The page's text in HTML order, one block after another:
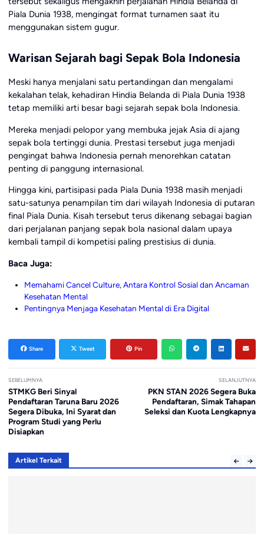
Piala Dunia 1938, mengingat format turnamen saat itu
menggunakan sistem gugur.
Warisan Sejarah bagi Sepak Bola Indonesia
Meski hanya menjalani satu pertandingan dan mengalami
kekalahan telak, kehadiran Hindia Belanda di Piala Dunia 1938
tetap memiliki arti besar bagi sejarah sepak bola Indonesia.
Mereka menjadi pelopor yang membuka jejak Asia di ajang
sepak bola tertinggi dunia. Prestasi tersebut juga menjadi
pengingat bahwa Indonesia pernah menorehkan catatan
penting di panggung internasional.
Hingga kini, partisipasi pada Piala Dunia 1938 masih menjadi
satu-satunya penampilan tim dari wilayah Indonesia di putaran
final Piala Dunia. Kisah tersebut terus dikenang sebagai bagian
dari perjalanan panjang sepak bola nasional dalam upaya
kembali tampil di kompetisi paling prestisius di dunia.
Baca Juga:
Memahami Cancel Culture, Antara Kontrol Sosial dan Ancaman
Kesehatan Mental
Pentingnya Menjaga Kesehatan Mental di Era Digital
Share Tweet Pin
SEBELUMNYA
STMKG Beri Sinyal
Pendaftaran Taruna Baru 2026
Segera Dibuka, Ini Syarat dan
Program Studi yang Perlu
Disiapkan
SELANJUTNYA
PKN STAN 2026 Segera Buka
Pendaftaran, Simak Tahapan
Seleksi dan Kuota Lengkapnya
Artikel Terkait